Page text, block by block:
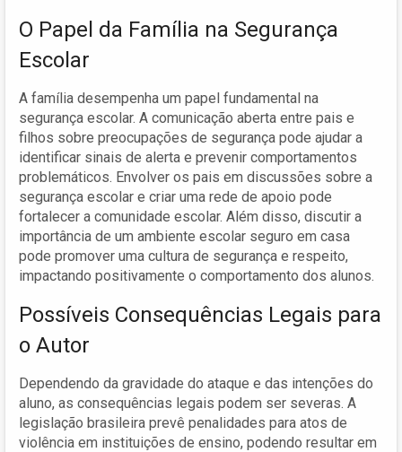
O Papel da Família na Segurança
Escolar
A família desempenha um papel fundamental na
segurança escolar. A comunicação aberta entre pais e
filhos sobre preocupações de segurança pode ajudar a
identificar sinais de alerta e prevenir comportamentos
problemáticos. Envolver os pais em discussões sobre a
segurança escolar e criar uma rede de apoio pode
fortalecer a comunidade escolar. Além disso, discutir a
importância de um ambiente escolar seguro em casa
pode promover uma cultura de segurança e respeito,
impactando positivamente o comportamento dos alunos.
Possíveis Consequências Legais para
o Autor
Dependendo da gravidade do ataque e das intenções do
aluno, as consequências legais podem ser severas. A
legislação brasileira prevê penalidades para atos de
violência em instituições de ensino, podendo resultar em